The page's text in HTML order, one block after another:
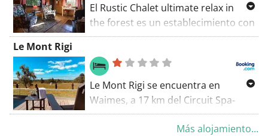
El Rustic Chalet ultimate relax in
the forest es un establecimiento con
terraza situado en Sourbrodt, a 23
30 km de Plopsa Coo y a 39 km de la
estación central de Aquisgrán.
Le Mont Rigi
Le Mont Rigi se encuentra en
Waimes, a 17 km del Circuit Spa-
Francorchamps, y ofrece
alojamiento con jardín,Más alojamiento...